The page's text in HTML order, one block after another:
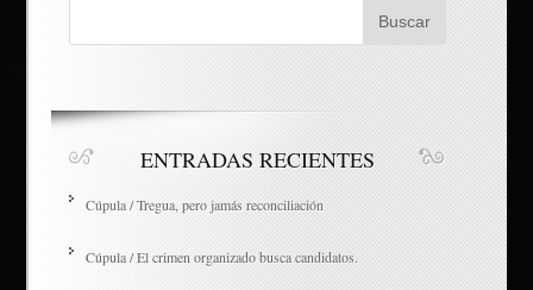
ENTRADAS RECIENTES
Cúpula / Tregua, pero jamás reconciliación
Cúpula / El crimen organizado busca candidatos.